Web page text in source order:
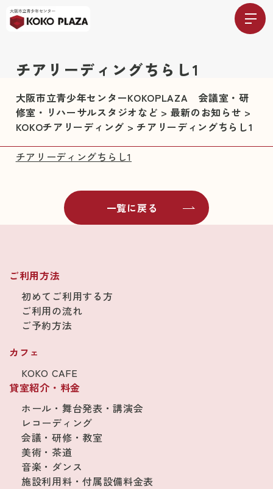
チアリーディングちらし1
大阪市立青少年センターKOKOPLAZA 会議室・研
修室・リハーサルスタジオなど > 最新のお知らせ >
KOKOチアリーディング > チアリーディングちらし1
チアリーディングちらし1
一覧に戻る
ご利用方法
初めてご利用する方
ご利用の流れ
ご予約方法
カフェ
KOKO CAFE
貸室紹介・料金
ホール・舞台発表・講演会
レコーディング
会議・研修・教室
美術・茶道
音楽・ダンス
施設利用料・付属設備料金表